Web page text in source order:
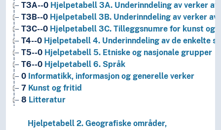
T3A--0 Hjelpetabell 3A. Underinndeling av verker
T3B--0 Hjelpetabell 3B. Underinndeling av verker
T3C--0 Hjelpetabell 3C. Tilleggsnumre for kunst og
T4--0 Hjelpetabell 4. Underinndeling av de enkelte
T5--0 Hjelpetabell 5. Etniske og nasjonale grupper
T6--0 Hjelpetabell 6. Språk
0 Informatikk, informasjon og generelle verker
7 Kunst og fritid
8 Litteratur
Religion
Hjelpetabell 2. Geografiske områder,